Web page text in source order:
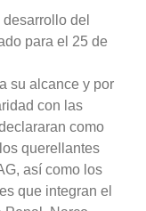
del
para el 25 de
su alcance y por
con las
como
querellantes
así como los
que integran el